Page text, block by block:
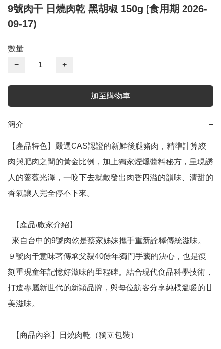
9號肉干 日燒肉乾 黑胡椒 150g (食用期 2026-
09-17)
數量
−
+
加至購物車
簡介 −
【產品特色】嚴選CAS認證的新鮮後腿豬肉，精準計算絞
肉與肥肉之間的黃金比例，加上獨家煙燻醬料秘方，呈現誘
人的薔薇光澤，一咬下去就散發出肉香四溢的韻味、清甜的
香氣讓人完全停不下來。
９號肉干意味著傳承父親40餘年獨門手藝的決心，也是復
刻重現童年記憶好滋味的里程碑。結合現代食品科學技術，
打造專屬新世代的新穎品牌，與每位訪客分享純樸溫暖的甘
美滋味。